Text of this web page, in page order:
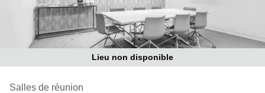
Coworking
Tournai
Salle de
Bruxelles
Lieu non disponible
Salles de réunion